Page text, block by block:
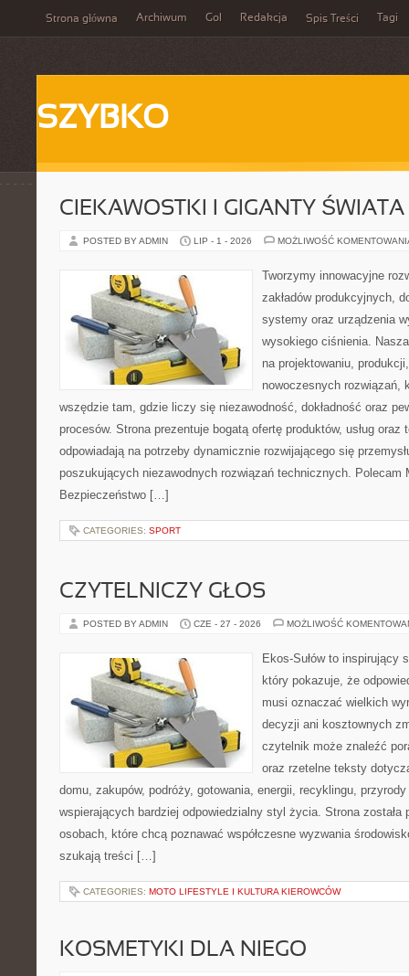
Strona główna Archiwum Gol Redakcja Spis Treści Tagi
SZYBKO
CIEKAWOSTKI I GIGANTY ŚWIATA
POSTED BY ADMIN LIP - 1 - 2026 MOŻLIWOŚĆ
Tworzymy innowacyjne
zakładów produkcyjnych,
systemy oraz urządzenia
wysokiego ciśnienia.
na projektowaniu,
nowoczesnych rozwiązań,
wszędzie tam, gdzie liczy się niezawodność, dokładność oraz
procesów. Strona prezentuje bogatą ofertę produktów, usług oraz
odpowiadają na potrzeby dynamicznie rozwijającego się
poszukujących niezawodnych rozwiązań technicznych. Polecam
Bezpieczeństwo […]
CATEGORIES: SPORT
CZYTELNICZY GŁOS
POSTED BY ADMIN CZE - 27 - 2026 MOŻLIWOŚĆ
Ekos-Sułów to inspirujący
który pokazuje, że
musi oznaczać wielkich
decyzji ani kosztownych
czytelnik może znaleźć
oraz rzetelne teksty
domu, zakupów, podróży, gotowania, energii, recyklingu,
wspierających bardziej odpowiedzialny styl życia. Strona została
osobach, które chcą poznawać współczesne wyzwania
szukają treści […]
CATEGORIES: MOTO LIFESTYLE I KULTURA KIEROWCÓW
KOSMETYKI DLA NIEGO